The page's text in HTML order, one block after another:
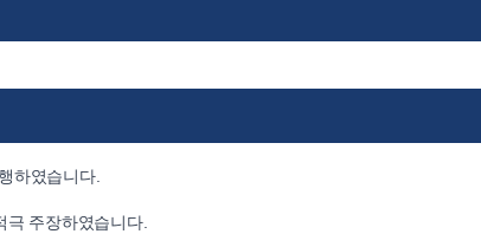
하였습니다.
주장하였습니다.